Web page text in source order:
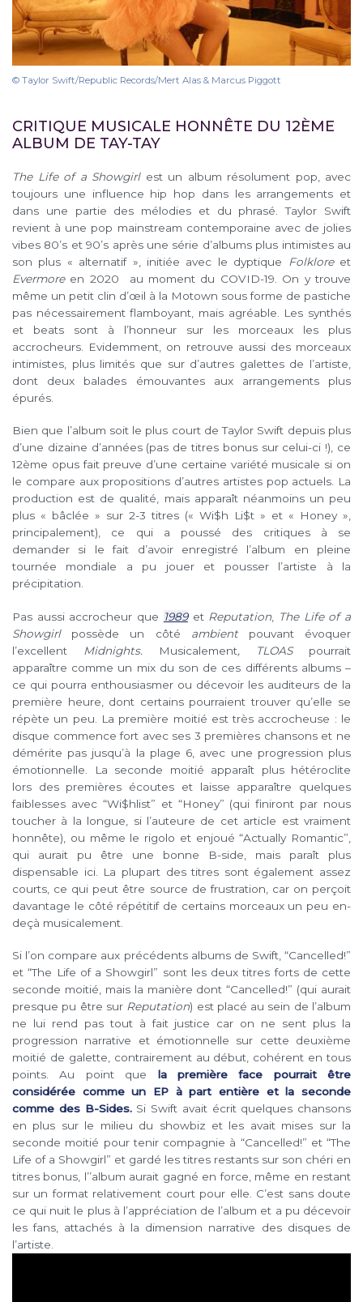
© Taylor Swift/Republic Records/Mert Alas & Marcus Piggott
CRITIQUE MUSICALE HONNÊTE DU 12ÈME
ALBUM DE TAY-TAY
The Life of a Showgirlest un album résolument pop, avec
toujours une influence hip hop dans les arrangements et
dans une partie des mélodies et du phrasé. Taylor Swift
revient à une pop mainstream contemporaine avec de jolies
vibes 80’s et 90’s après une série d’albums plus intimistes au
son plus « alternatif », initiée avec le dyptique Folkloreet
Evermoreen 2020 au moment du COVID-19. On y trouve
même un petit clin d’œil à la Motown sous forme de pastiche
pas nécessairement flamboyant, mais agréable. Les synthés
et beats sont à l’honneur sur les morceaux les plus
accrocheurs. Evidemment, on retrouve aussi des morceaux
intimistes, plus limités que sur d’autres galettes de l’artiste,
dont deux balades émouvantes aux arrangements plus
épurés.
Bien que l’album soit le plus court de Taylor Swift depuis plus
d’une dizaine d’années (pas de titres bonus sur celui-ci !), ce
12ème opus fait preuve d’une certaine variété musicale si on
le compare aux propositions d’autres artistes pop actuels. La
production est de qualité, mais apparaît néanmoins un peu
plus « bâclée » sur 2-3 titres (« Wi$h Li$t » et « Honey »,
principalement), ce qui a poussé des critiques à se
demander si le fait d’avoir enregistré l’album en pleine
tournée mondiale a pu jouer et pousser l’artiste à la
précipitation.
Pas aussi accrocheur que 1989et Reputation
The Life of a
Showgirlpossède un côté ambientpouvant évoquer
l’excellent
Midnights. Musicalement, TLOASpourrait
apparaître comme un mix du son de ces différents albums –
ce qui pourra enthousiasmer ou décevoir les auditeurs de la
première heure, dont certains pourraient trouver qu’elle se
répète un peu. La première moitié est très accrocheuse : le
disque commence fort avec ses 3 premières chansons et ne
démérite pas jusqu’à la plage 6, avec une progression plus
émotionnelle. La seconde moitié apparaît plus hétéroclite
lors des premières écoutes et laisse apparaître quelques
faiblesses avec “Wi$hlist” et “Honey” (qui finiront par nous
toucher à la longue, si l’auteure de cet article est vraiment
honnête), ou même le rigolo et enjoué “Actually Romantic”,
qui aurait pu être une bonne B-side, mais paraît plus
dispensable ici. La plupart des titres sont également assez
courts, ce qui peut être source de frustration, car on perçoit
davantage le côté répétitif de certains morceaux un peu en-
deçà musicalement.
Si l’on compare aux précédents albums de Swift, “Cancelled!”
et “The Life of a Showgirl” sont les deux titres forts de cette
seconde moitié, mais la manière dont “Cancelled!” (qui aurait
presque pu être sur Reputation) est placé au sein de l’album
ne lui rend pas tout à fait justice car on ne sent plus la
progression narrative et émotionnelle sur cette deuxième
moitié de galette, contrairement au début, cohérent en tous
points. Au point que la première face pourrait être
considérée comme un EP à part entière et la seconde
comme des B-Sides.Si Swift avait écrit quelques chansons
en plus sur le milieu du showbiz et les avait mises sur la
seconde moitié pour tenir compagnie à “Cancelled!” et “The
Life of a Showgirl” et gardé les titres restants sur son chéri en
titres bonus, l’’album aurait gagné en force, même en restant
sur un format relativement court pour elle. C’est sans doute
ce qui nuit le plus à l’appréciation de l’album et a pu décevoir
les fans, attachés à la dimension narrative des disques de
l’artiste.